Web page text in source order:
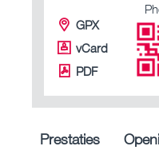
GPX
vCard
PDF
Prestaties